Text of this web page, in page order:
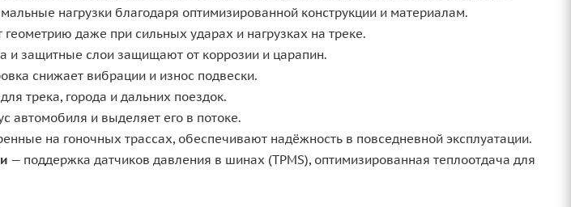
нагрузки благодаря оптимизированной конструкции и материалам.
даже при сильных ударах и нагрузках на треке.
и защитные слои защищают от коррозии и царапин.
снижает вибрации и износ подвески.
трека, города и дальних поездок.
автомобиля и выделяет его в потоке.
на гоночных трассах, обеспечивают надёжность в повседневной эксплуатации.
— поддержка датчиков давления в шинах (TPMS), оптимизированная теплоотдача для